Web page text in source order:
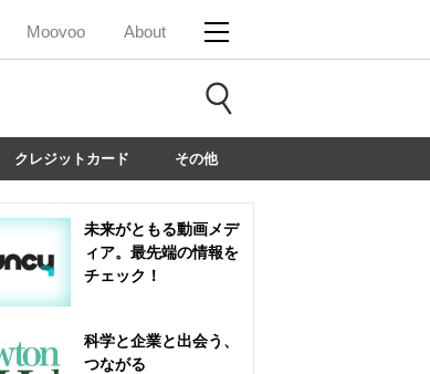
Moovoo About
クレジットカード その他
未来がともる動画メデ
ィア。最先端の情報を
チェック！
科学と企業と出会う、
つながる